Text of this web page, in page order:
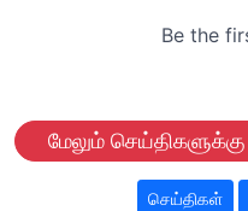
மேலும்
செய்திகள்